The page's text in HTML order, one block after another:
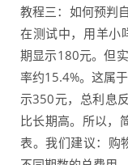
教程三：如何预判
在测试中，用羊小
期显示180元。但
率约15.4%。这属
示350元，总利息
比长期高。所以，
表。我们建议：购